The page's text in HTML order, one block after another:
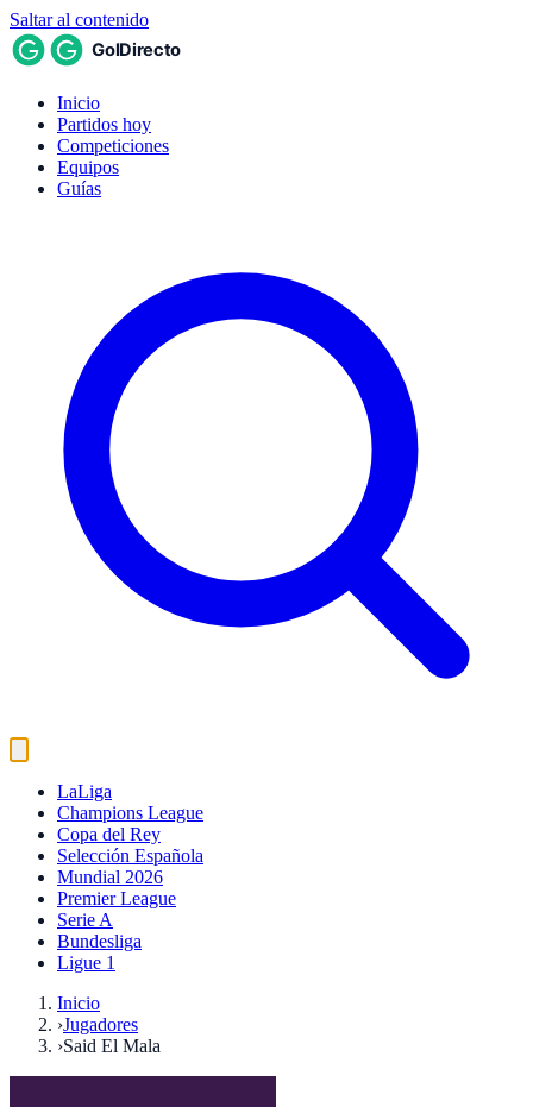
Saltar al contenido
Inicio
Partidos hoy
Competiciones
Equipos
Guías
LaLiga
Champions League
Copa del Rey
Selección Española
Mundial 2026
Premier League
Serie A
Bundesliga
Ligue 1
Inicio
›Jugadores
›Said El Mala